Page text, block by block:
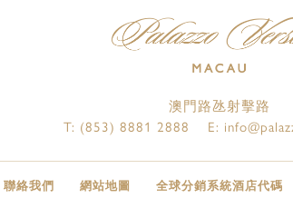
澳門路氹射擊路
T: (853) 8881 2888 E:
聯絡我們 網站地圖 全球分銷系統酒店代碼